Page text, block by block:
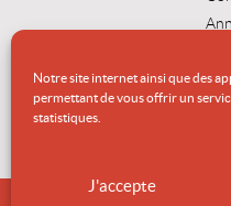
Notre site internet ainsi que des
permettant de vous offrir un
statistiques.
J'accepte